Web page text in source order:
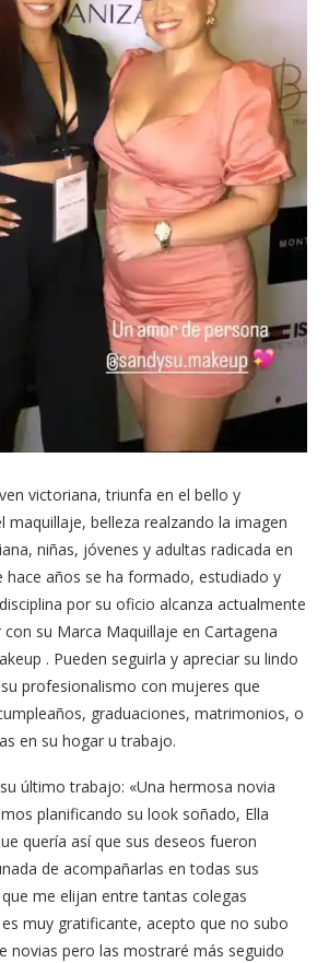
victoriana, triunfa en el bello y
maquillaje, belleza realzando la imagen
niñas, jóvenes y adultas radicada en
hace años se ha formado, estudiado y
por su oficio alcanza actualmente
su Marca Maquillaje en Cartagena
. Pueden seguirla y apreciar su lindo
profesionalismo con mujeres que
graduaciones, matrimonios, o
en su hogar u trabajo.
último trabajo: «Una hermosa novia
planificando su look soñado, Ella
quería así que sus deseos fueron
de acompañarlas en todas sus
me elijan entre tantas colegas
muy gratificante, acepto que no subo
novias pero las mostraré más seguido